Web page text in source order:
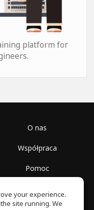
platform for
O nas
Współpraca
Pomoc
your experience.
site running. We